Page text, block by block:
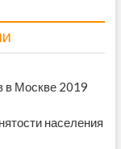
в Москве 2019
населения